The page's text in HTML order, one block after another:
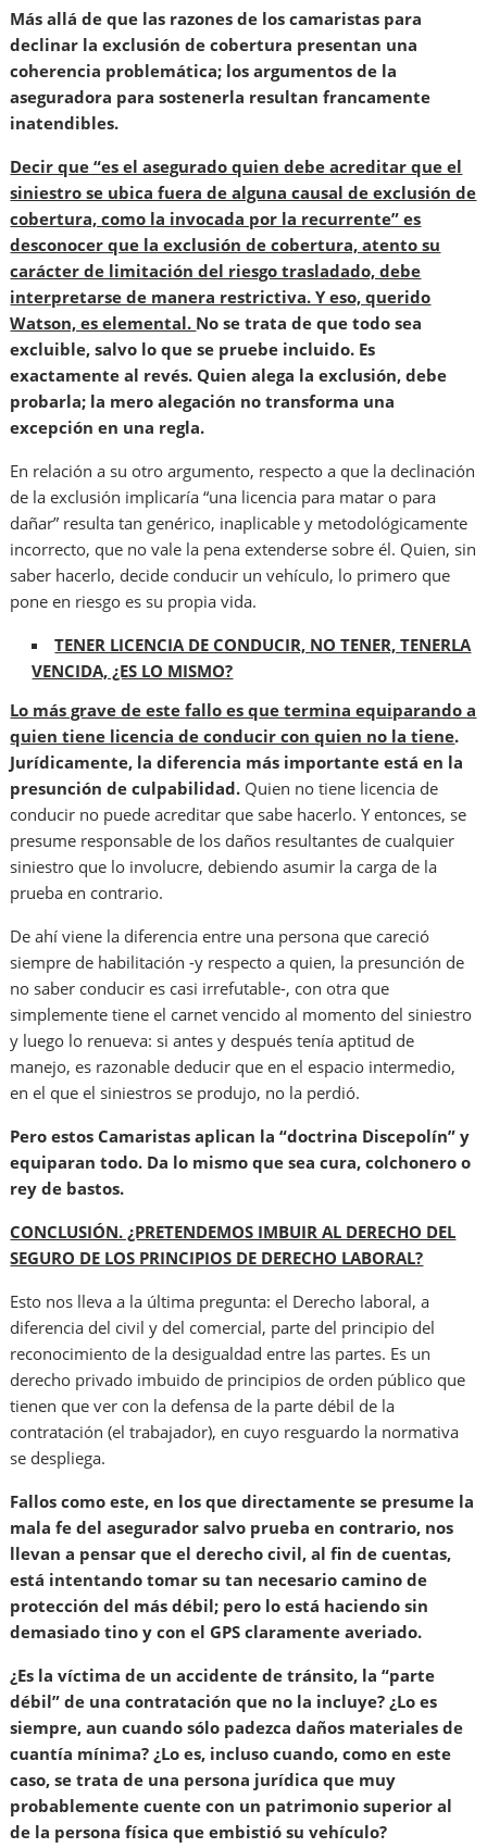
Más allá de que las razones de los camaristas para
declinar la exclusión de cobertura presentan una
coherencia problemática; los argumentos de la
aseguradora para sostenerla resultan francamente
inatendibles.
Decir que “es el asegurado quien debe acreditar que el
siniestro se ubica fuera de alguna causal de exclusión de
cobertura, como la invocada por la recurrente” es
desconocer que la exclusión de cobertura, atento su
carácter de limitación del riesgo trasladado, debe
interpretarse de manera restrictiva. Y eso, querido
Watson, es elemental. No se trata de que todo sea
excluible, salvo lo que se pruebe incluido. Es
exactamente al revés. Quien alega la exclusión, debe
probarla; la mero alegación no transforma una
excepción en una regla.
En relación a su otro argumento, respecto a que la declinación
de la exclusión implicaría “una licencia para matar o para
dañar” resulta tan genérico, inaplicable y metodológicamente
incorrecto, que no vale la pena extenderse sobre él. Quien, sin
saber hacerlo, decide conducir un vehículo, lo primero que
pone en riesgo es su propia vida.
TENER LICENCIA DE CONDUCIR, NO TENER, TENERLA
VENCIDA, ¿ES LO MISMO?
Lo más grave de este fallo es que termina equiparando a
quien tiene licencia de conducir con quien no la tiene.
Jurídicamente, la diferencia más importante está en la
presunción de culpabilidad. Quien no tiene licencia de
conducir no puede acreditar que sabe hacerlo. Y entonces, se
presume responsable de los daños resultantes de cualquier
siniestro que lo involucre, debiendo asumir la carga de la
prueba en contrario.
De ahí viene la diferencia entre una persona que careció
siempre de habilitación -y respecto a quien, la presunción de
no saber conducir es casi irrefutable-, con otra que
simplemente tiene el carnet vencido al momento del siniestro
y luego lo renueva: si antes y después tenía aptitud de
manejo, es razonable deducir que en el espacio intermedio,
en el que el siniestros se produjo, no la perdió.
Pero estos Camaristas aplican la “doctrina Discepolín” y
equiparan todo. Da lo mismo que sea cura, colchonero o
rey de bastos.
CONCLUSIÓN. ¿PRETENDEMOS IMBUIR AL DERECHO DEL
SEGURO DE LOS PRINCIPIOS DE DERECHO LABORAL?
Esto nos lleva a la última pregunta: el Derecho laboral, a
diferencia del civil y del comercial, parte del principio del
reconocimiento de la desigualdad entre las partes. Es un
derecho privado imbuido de principios de orden público que
tienen que ver con la defensa de la parte débil de la
contratación (el trabajador), en cuyo resguardo la normativa
se despliega.
Fallos como este, en los que directamente se presume la
mala fe del asegurador salvo prueba en contrario, nos
llevan a pensar que el derecho civil, al fin de cuentas,
está intentando tomar su tan necesario camino de
protección del más débil; pero lo está haciendo sin
demasiado tino y con el GPS claramente averiado.
¿Es la víctima de un accidente de tránsito, la “parte
débil” de una contratación que no la incluye? ¿Lo es
siempre, aun cuando sólo padezca daños materiales de
cuantía mínima? ¿Lo es, incluso cuando, como en este
caso, se trata de una persona jurídica que muy
probablemente cuente con un patrimonio superior al
de la persona física que embistió su vehículo?